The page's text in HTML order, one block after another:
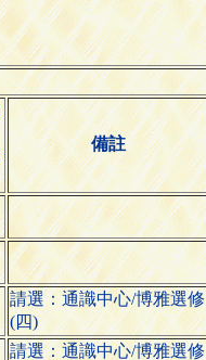
備註
請選：通識中心/博雅選修
(四)
請選：通識中心/博雅選修